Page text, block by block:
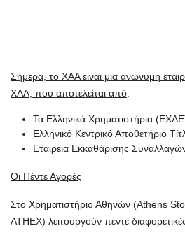
Σήμερα, το ΧΑΑ είναι μία ανώνυμη
ΧΑΑ, που αποτελείται από:
Τα Ελληνικά Χρηματιστήρια
Ελληνικό Κεντρικό Αποθετήριο
Εταιρεία Εκκαθάρισης
Οι Πέντε Αγορές
Στο Χρηματιστήριο Αθηνών (Athens
ATHEX) λειτουργούν πέντε